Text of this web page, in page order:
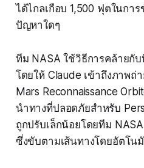
ได้ไกลเกือบ 1,500 ฟุตในกา
ปัญหาใดๆ
ทีม NASA ใช้วิธีการคล้ายกั
โดยให้ Claude เข้าถึงภาพถ่
Mars Reconnaissance
นำทางที่ปลอดภัยสำหรับ
ถูกปรับเล็กน้อยโดยทีม
ซึ่งขับตามเส้นทางโดยอัตโน